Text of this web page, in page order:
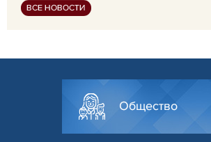
ВСЕ НОВОСТИ
Общество